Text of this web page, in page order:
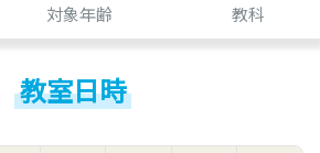
対象年齢 教科
教室日時